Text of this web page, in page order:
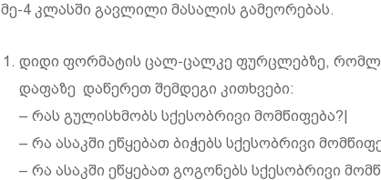
მე-4 კლასში გავლილი მასალის გამეორებას.
დიდი ფორმატის ცალ-ცალკე ფურცლებზე,
დაფაზე დაწერეთ შემდეგი კითხვები:
– რას გულისხმობს სქესობრივი მომწიფება?|
– რა ასაკში ეწყებათ ბიჭებს სქესობრივი
– რა ასაკში ეწყებათ გოგონებს სქესობრივი